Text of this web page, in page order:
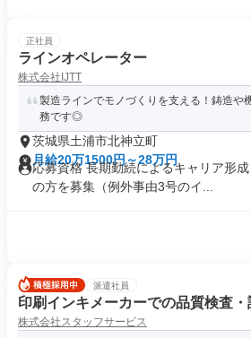
正社員
ラインオペレーター
株式会社IJTT
製造ラインでモノづくりを支える！鋳造や
務です◎
茨城県土浦市北神立町
月給20万1500円～28万円
応募資格 長期勤続によるキャリア形
の方を募集（例外事由3号のイ...
派遣社員
印刷インキメーカーでの品質検査・
株式会社スタッフサービス